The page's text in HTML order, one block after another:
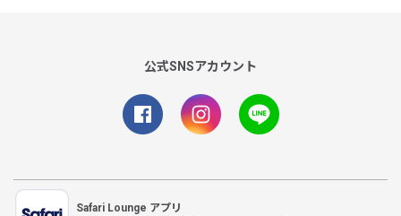
公式SNSアカウント
Safari Lounge アプリ